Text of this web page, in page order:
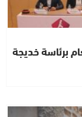
برئاسة خديجة